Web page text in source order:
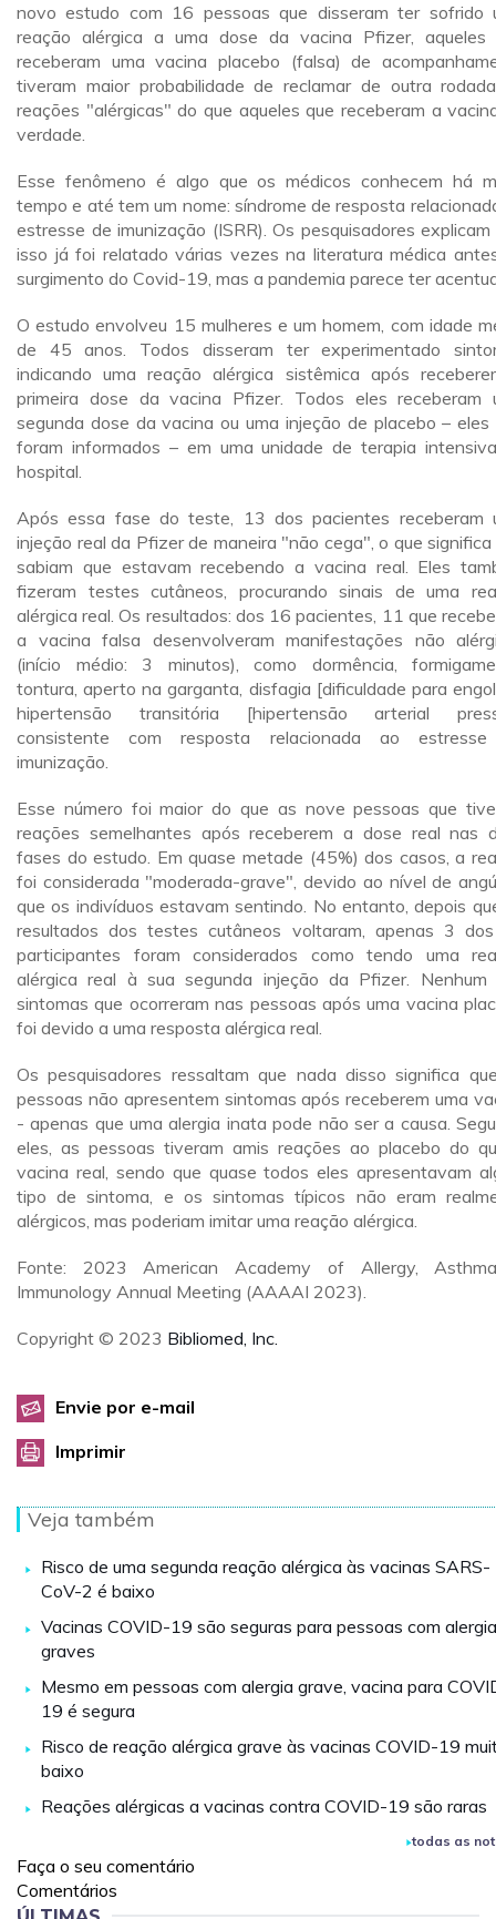
novo estudo com 16 pessoas que disseram ter sofrido
reação alérgica a uma dose da vacina Pfizer, aqueles
receberam uma vacina placebo (falsa) de
tiveram maior probabilidade de reclamar de outra
reações "alérgicas" do que aqueles que receberam a
verdade.
Esse fenômeno é algo que os médicos conhecem há
tempo e até tem um nome: síndrome de resposta
estresse de imunização (ISRR). Os pesquisadores explicam
isso já foi relatado várias vezes na literatura médica
surgimento do Covid-19, mas a pandemia parece ter
O estudo envolveu 15 mulheres e um homem, com idade
de 45 anos. Todos disseram ter experimentado
indicando uma reação alérgica sistêmica após
primeira dose da vacina Pfizer. Todos eles receberam
segunda dose da vacina ou uma injeção de placebo – eles
foram informados – em uma unidade de terapia
hospital.
Após essa fase do teste, 13 dos pacientes receberam
injeção real da Pfizer de maneira "não cega", o que significa
sabiam que estavam recebendo a vacina real. Eles
fizeram testes cutâneos, procurando sinais de uma
alérgica real. Os resultados: dos 16 pacientes, 11 que
a vacina falsa desenvolveram manifestações não
(início médio: 3 minutos), como dormência,
tontura, aperto na garganta, disfagia [dificuldade para
hipertensão transitória [hipertensão arterial
consistente com resposta relacionada ao
imunização.
Esse número foi maior do que as nove pessoas que
reações semelhantes após receberem a dose real nas
fases do estudo. Em quase metade (45%) dos casos, a
foi considerada "moderada-grave", devido ao nível de
que os indivíduos estavam sentindo. No entanto, depois
resultados dos testes cutâneos voltaram, apenas 3
participantes foram considerados como tendo uma
alérgica real à sua segunda injeção da Pfizer. Nenhum
sintomas que ocorreram nas pessoas após uma vacina
foi devido a uma resposta alérgica real.
Os pesquisadores ressaltam que nada disso significa
pessoas não apresentem sintomas após receberem uma
- apenas que uma alergia inata pode não ser a causa.
eles, as pessoas tiveram amis reações ao placebo do
vacina real, sendo que quase todos eles apresentavam
tipo de sintoma, e os sintomas típicos não eram
alérgicos, mas poderiam imitar uma reação alérgica.
Fonte: 2023 American Academy of Allergy,
Immunology Annual Meeting (AAAAI 2023).
Copyright © 2023 Bibliomed, Inc.
Envie por e-mail
Imprimir
Veja também
Risco de uma segunda reação alérgica às vacinas SARS-
CoV-2 é baixo
Vacinas COVID-19 são seguras para pessoas com
graves
Mesmo em pessoas com alergia grave, vacina para
19 é segura
Risco de reação alérgica grave às vacinas COVID-19
baixo
Reações alérgicas a vacinas contra COVID-19 são raras
todas as
Faça o seu comentário
Comentários